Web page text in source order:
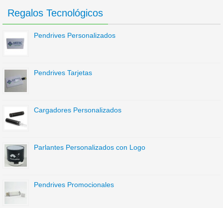
Regalos Tecnológicos
Pendrives Personalizados
Pendrives Tarjetas
Cargadores Personalizados
Parlantes Personalizados con Logo
Pendrives Promocionales